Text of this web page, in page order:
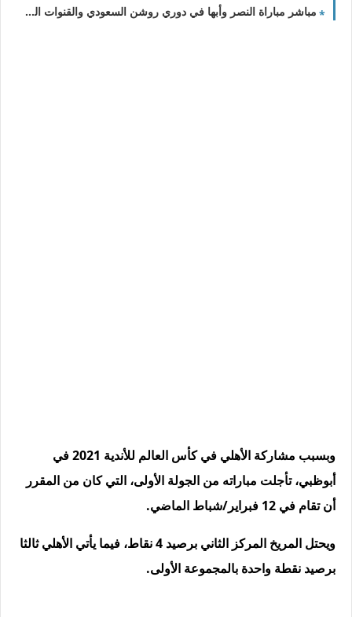
مباشر مباراة النصر وأبها في دوري روشن السعودي والقنوات الناقلة
وبسبب مشاركة الأهلي في كأس العالم للأندية 2021 في
أبوظبي، تأجلت مباراته من الجولة الأولى، التي كان من المقرر
أن تقام في 12 فبراير/شباط الماضي.
ويحتل المريخ المركز الثاني برصيد 4 نقاط، فيما يأتي الأهلي ثالثا
برصيد نقطة واحدة بالمجموعة الأولى.